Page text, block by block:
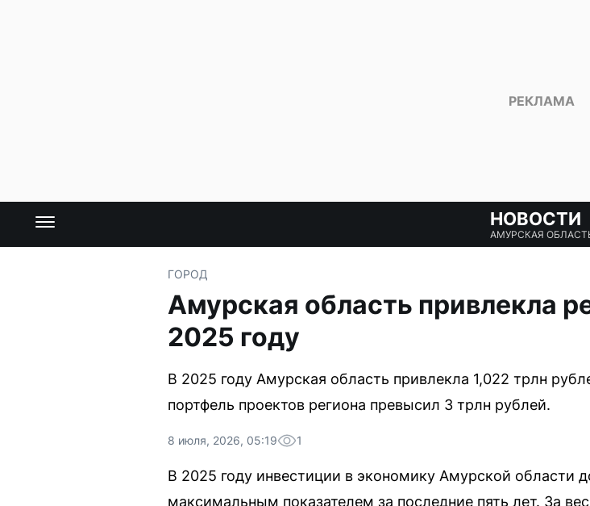
НОВОСТИ
АМУРСКАЯ
ГОРОД
Амурская область привлекла
2025 году
В 2025 году Амурская область привлекла 1,022 трлн
портфель проектов региона превысил 3 трлн рублей.
8 июля, 2026, 05:19 1
В 2025 году инвестиции в экономику Амурской области
максимальным показателем за последние пять лет. За